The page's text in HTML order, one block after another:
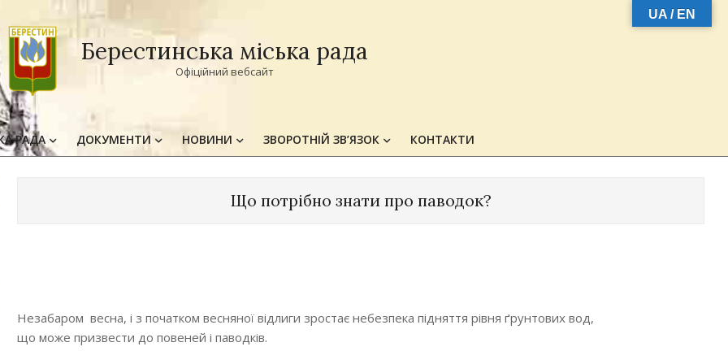
Берестинська міська рада
Офіційний вебсайт
Primary
РАДА ДОКУМЕНТИ НОВИНИ ЗВОРОТНІЙ ЗВ’ЯЗОК КОНТАКТИ
Що потрібно знати про паводок?
Незабаром весна, і з початком весняної відлиги зростає небезпека підняття рівня ґрунтових вод,
що може призвести до повеней і паводків.
UA / EN